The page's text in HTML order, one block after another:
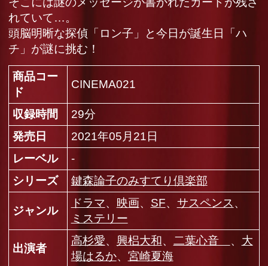
シリーズ
鍵森論子のみすてり倶楽部
ジャンル
ドラマ、 映画 、サスペンス
、
ミステリー
高杉愛、興梠大和
場はるか、宮崎夏海
価格(税
込)
定価 980円
DMMで購入
ネカフェで視聴